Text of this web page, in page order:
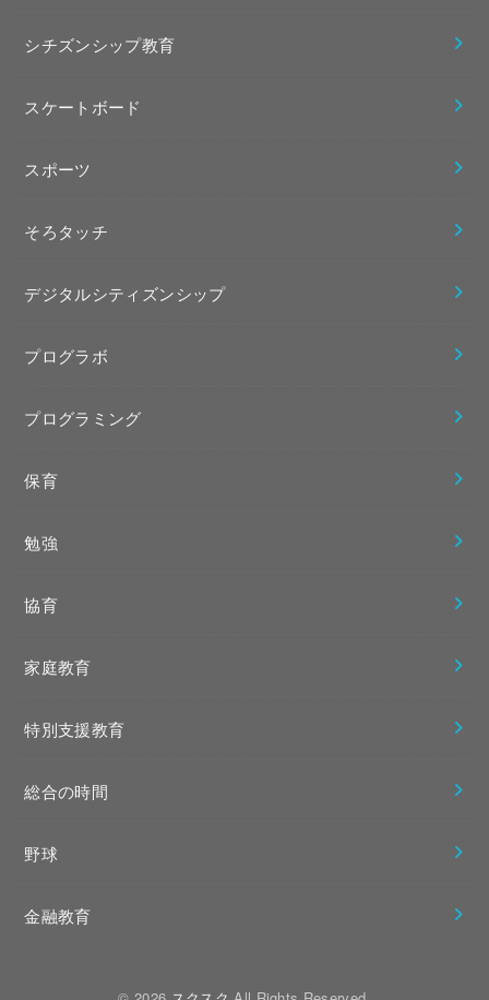
シチズンシップ教育
スケートボード
スポーツ
そろタッチ
デジタルシティズンシップ
プログラボ
プログラミング
保育
勉強
協育
家庭教育
特別支援教育
総合の時間
野球
金融教育